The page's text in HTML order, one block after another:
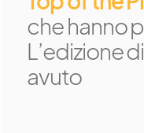
che hanno
L’edizione
avuto